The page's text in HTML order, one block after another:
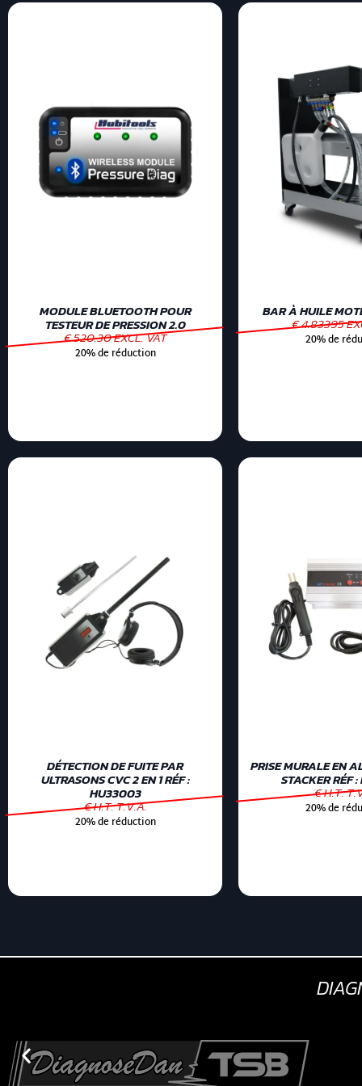
MODULE BLUETOOTH POUR
TESTEUR DE PRESSION 2.0
€ 520.30 EXCL. VAT
20% de réduction
BAR À HUILE
€ 4.83395
20% de
DÉTECTION DE FUITE PAR
ULTRASONS CVC 2 EN 1 RÉF :
HU33003
€ H.T. T.V.A.
20% de réduction
PRISE MURALE EN
STACKER RÉF
€ H.T.
20% de